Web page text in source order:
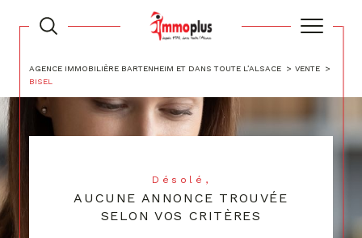
AGENCE IMMOBILIÈRE BARTENHEIM ET DANS TOUTE L’ALSACE
VENTE
BISEL
Désolé,
AUCUNE ANNONCE TROUVÉE
SELON VOS CRITÈRES